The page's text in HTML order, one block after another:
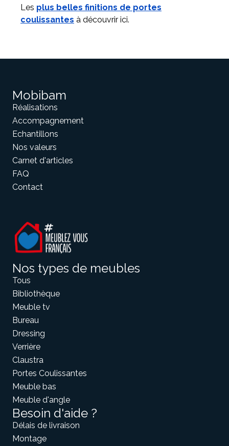
Les plus belles finitions de portes
coulissantes à découvrir ici.
Mobibam
Réalisations
Accompagnement
Echantillons
Nos valeurs
Carnet d'articles
FAQ
Contact
Nos types de meubles
Tous
Bibliothèque
Meuble tv
Bureau
Dressing
Verrière
Claustra
Portes Coulissantes
Meuble bas
Meuble d'angle
Besoin d'aide ?
Délais de livraison
Montage